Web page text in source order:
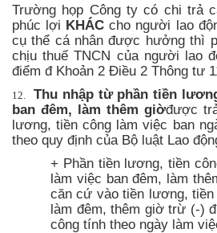
Trường họp Công ty có chi trả
phúc lợi KHÁCcho người lao
cụ thể cá nhân được hưởng thì
chịu thuế TNCN của người lao
điểm đ Khoản 2 Điều 2 Thông tư
12.
Thu nhập từ phần tiền
ban đêm, làm thêm giờđược
lương, tiền công làm việc ban
theo quy định của Bộ luật Lao
+ Phần tiền lương, tiền
làm việc ban đêm, làm
căn cứ vào tiền lương,
làm đêm, thêm giờ trừ (-)
công tính theo ngày làm